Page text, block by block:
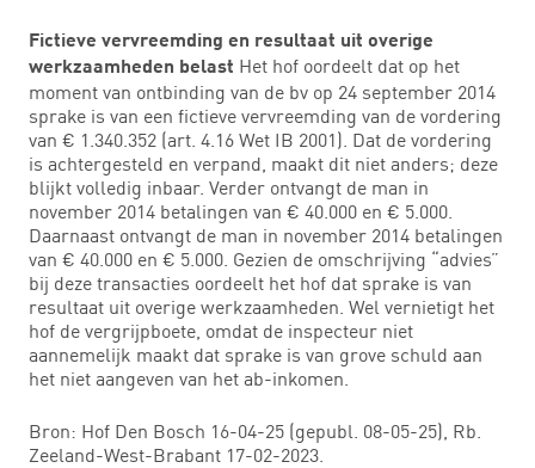
Fictieve vervreemding en resultaat uit overige
werkzaamheden belast Het hof oordeelt dat op het
moment van ontbinding van de bv op 24 september 2014
sprake is van een fictieve vervreemding van de vordering
van € 1.340.352 (art. 4.16 Wet IB 2001). Dat de vordering
is achtergesteld en verpand, maakt dit niet anders; deze
blijkt volledig inbaar. Verder ontvangt de man in
november 2014 betalingen van € 40.000 en € 5.000.
Daarnaast ontvangt de man in november 2014 betalingen
van € 40.000 en € 5.000. Gezien de omschrijving “advies”
bij deze transacties oordeelt het hof dat sprake is van
resultaat uit overige werkzaamheden. Wel vernietigt het
hof de vergrijpboete, omdat de inspecteur niet
aannemelijk maakt dat sprake is van grove schuld aan
het niet aangeven van het ab-inkomen.
Bron: Hof Den Bosch 16-04-25 (gepubl. 08-05-25), Rb.
Zeeland-West-Brabant 17-02-2023.